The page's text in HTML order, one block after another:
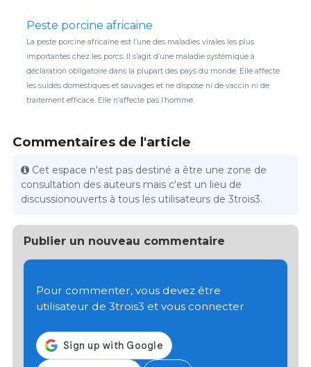
Peste porcine africaine
La peste porcine africaine est l’une des maladies virales les plus
importantes chez les porcs. Il s’agit d’une maladie systémique à
déclaration obligatoire dans la plupart des pays du monde. Elle affecte
les suidés domestiques et sauvages et ne dispose ni de vaccin ni de
traitement efficace. Elle n’affecte pas l’homme.
Commentaires de l'article
Cet espace n'est pas destiné a être une zone de
consultation des auteurs mais c'est un lieu de
discussionouverts à tous les utilisateurs de 3trois3.
Publier un nouveau commentaire
Pour commenter, vous devez être
utilisateur de 3trois3 et vous connecter